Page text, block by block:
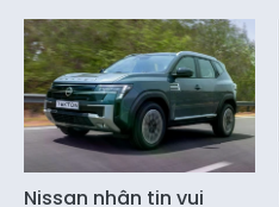
Nissan nhận tin vui